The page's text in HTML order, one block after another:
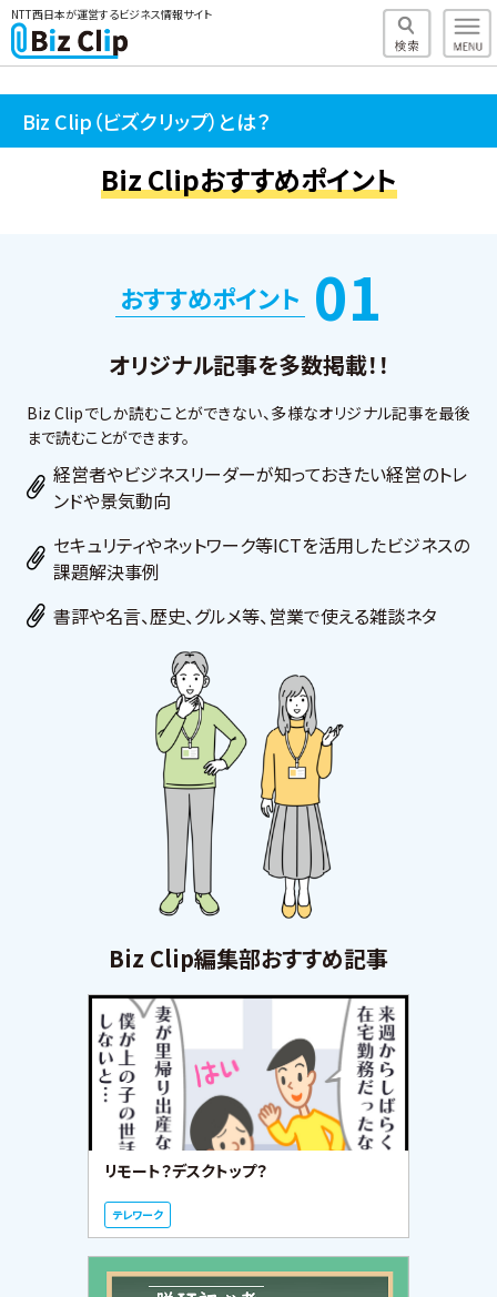
NTT西日本が運営するビジネス情報サイト
Biz Clip（ビズクリップ）とは？
Biz Clipおすすめポイント
おすすめポイント 01
オリジナル記事を多数掲載！！
Biz Clipでしか読むことができない、多様なオリジナル記事を最後
まで読むことができます。
経営者やビジネスリーダーが知っておきたい経営のトレ
ンドや景気動向
セキュリティやネットワーク等ICTを活用したビジネスの
課題解決事例
書評や名言、歴史、グルメ等、営業で使える雑談ネタ
Biz Clip編集部おすすめ記事
リモート？デスクトップ？
テレワーク